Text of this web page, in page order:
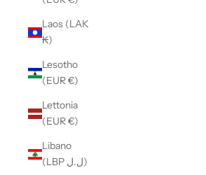
Laos (LAK
₭)
Lesotho
(EUR €)
Lettonia
(EUR €)
Libano
(LBP ل.ل)